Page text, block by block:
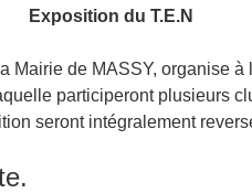
Exposition du T.E.N
Mairie de MASSY, organise
participeront plusieurs
seront intégralement